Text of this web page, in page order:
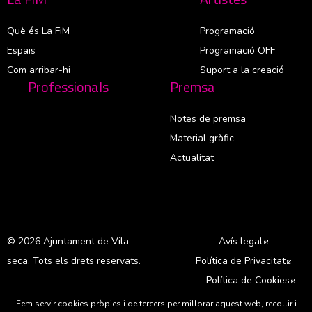
Què és La FiM
Espais
Com arribar-hi
Programació
Programació OFF
Suport a la creació
Professionals Premsa
Notes de premsa
Material gràfic
Actualitat
© 2026 Ajuntament de Vila-
seca. Tots els drets reservats.
Avís legal
Política de Privacitat
Política de Cookies
Fem servir cookies pròpies i de tercers per millorar aquest web, recollir i